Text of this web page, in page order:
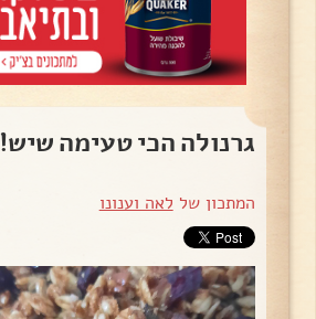
גרנולה הכי טעימה שיש!
המתכון של לאה וענונו